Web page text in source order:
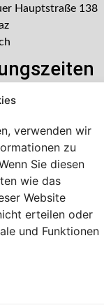
verwenden wir
zu
Sie diesen
wie das
Website
erteilen oder
und Funktionen
Hauptstraße 138
– 14:30 Uhr
B2B-Webshop
Waagen, Eich-
sich nicht an